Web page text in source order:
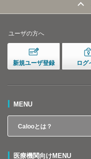
ユーザの方へ
新規ユーザ登録 ログ
MENU
Calooとは？
医療機関向けMENU